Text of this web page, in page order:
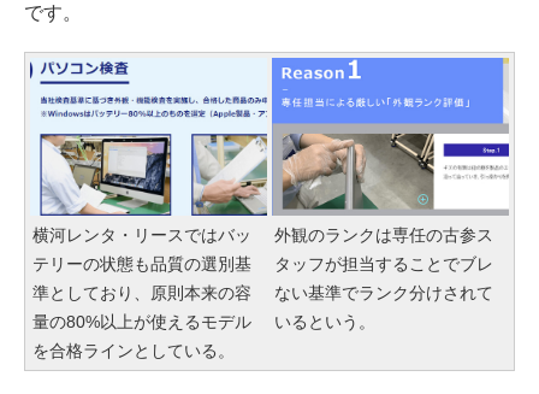
です。
横河レンタ・リースではバッ
テリーの状態も品質の選別基
準としており、原則本来の容
量の80%以上が使えるモデル
を合格ラインとしている。
外観のランクは専任の古参ス
タッフが担当することでブレ
ない基準でランク分けされて
いるという。